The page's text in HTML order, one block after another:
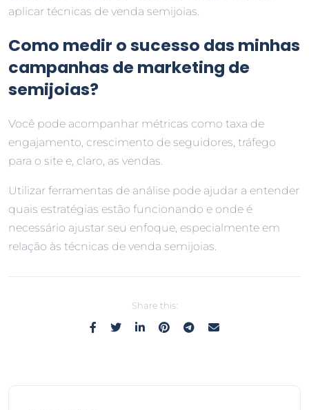
aplicar técnicas de venda semijoias.
Como medir o sucesso das minhas
campanhas de marketing de
semijoias?
Você pode acompanhar métricas como taxa de
engajamento, crescimento de seguidores, tráfego
para o site e, claro, as vendas.
Utilizar ferramentas de análise pode ajudar a entender
quais estratégias estão funcionando e onde é
necessário ajustar seu enfoque, especialmente em
relação às técnicas de venda semijoias.
Share this: